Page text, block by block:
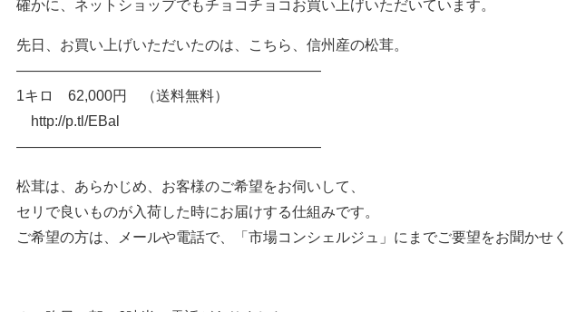
確かに、ネットショップでもチョコチョコお買い上げいただいています。
先日、お買い上げいただいたのは、こちら、信州産の松茸。
—————————————————————
1キロ 62,000円 （送料無料）
http://p.tl/EBal
—————————————————————
松茸は、あらかじめ、お客様のご希望をお伺いして、
セリで良いものが入荷した時にお届けする仕組みです。
ご希望の方は、メールや電話で、「市場コンシェルジュ」にまでご要望をお聞かせく